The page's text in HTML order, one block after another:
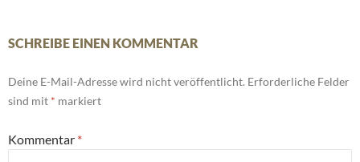
SCHREIBE EINEN KOMMENTAR
Deine E-Mail-Adresse wird nicht veröffentlicht. Erforderliche Felder
sind mit * markiert
Kommentar *